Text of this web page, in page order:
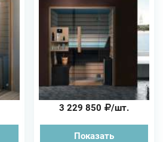
3 229 850 /шт.
Показать